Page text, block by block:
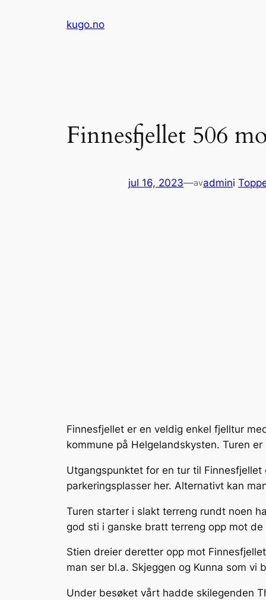
kugo.no
Finnesfjellet 506
jul 16, 2023—avadmini
Finnesfjellet er en veldig enkel fjelltur
kommune på Helgelandskysten. Turen
Utgangspunktet for en tur til
parkeringsplasser her. Alternativt kan
Turen starter i slakt terreng rundt noen
god sti i ganske bratt terreng opp mot
Stien dreier deretter opp mot
man ser bl.a. Skjeggen og Kunna som vi
Under besøket vårt hadde skilegenden